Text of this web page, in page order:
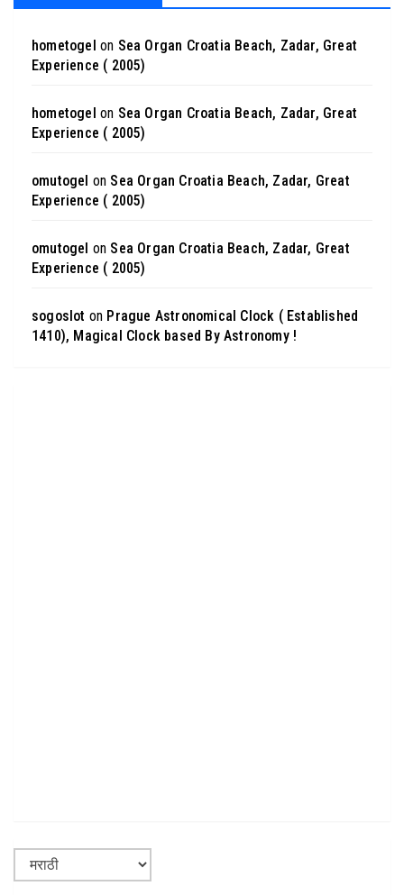
hometogel on Sea Organ Croatia Beach, Zadar, Great
Experience ( 2005)
hometogel on Sea Organ Croatia Beach, Zadar, Great
Experience ( 2005)
omutogel on Sea Organ Croatia Beach, Zadar, Great
Experience ( 2005)
omutogel on Sea Organ Croatia Beach, Zadar, Great
Experience ( 2005)
sogoslot on Prague Astronomical Clock ( Established
1410), Magical Clock based By Astronomy !